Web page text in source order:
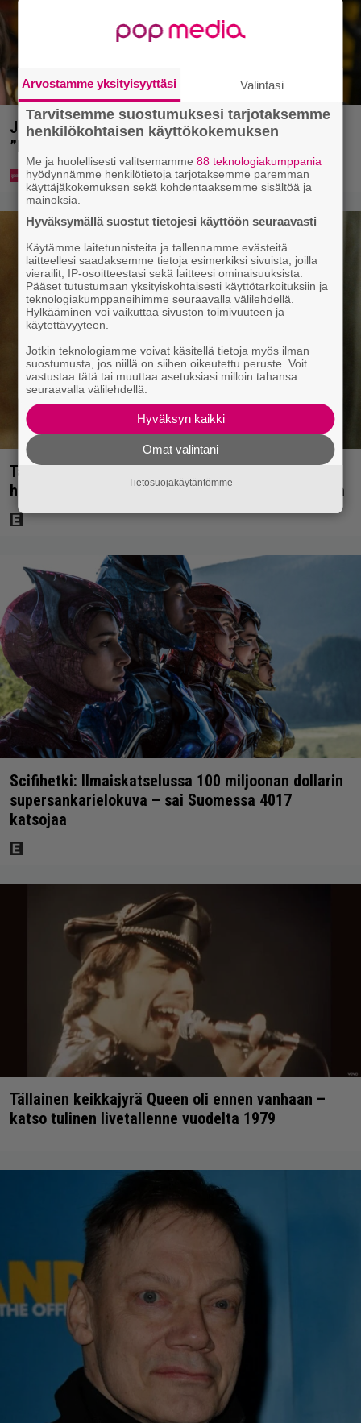
Jani Sievinen kokosi lapsikatraansa yhteen –
”Minun suurin perintöni heille”
Tänän tv:ssä: Esko Salminen ja Satu Silvo tekevät
hienot pääroolit vuoden 1984 menestyselokuvassa
Scifihetki: Ilmaiskatselussa 100 miljoonan dollarin
supersankarielokuva – sai Suomessa 4017
katsojaa
Tällainen keikkajyrä Queen oli ennen vanhaan –
katso tulinen livetallenne vuodelta 1979
Arvostamme yksityisyyttäsi Valintasi
Tarvitsemme suostumuksesi tarjotaksemme
henkilökohtaisen käyttökokemuksen
Me ja huolellisesti valitsemamme88 teknologiakumppania
hyödynnämme henkilötietoja tarjotaksemme paremman
käyttäjäkokemuksen sekä kohdentaaksemme sisältöä ja
mainoksia.
Hyväksymällä suostut tietojesi käyttöön seuraavasti
Käytämme laitetunnisteita ja tallennamme evästeitä
laitteellesi saadaksemme tietoja esimerkiksi sivuista, joilla
vierailit, IP-osoitteestasi sekä laitteesi ominaisuuksista.
Pääset tutustumaan yksityiskohtaisesti käyttötarkoituksiin ja
teknologiakumppaneihimme seuraavalla välilehdellä.
Hylkääminen voi vaikuttaa sivuston toimivuuteen ja
käytettävyyteen.
Jotkin teknologiamme voivat käsitellä tietoja myös ilman
suostumusta, jos niillä on siihen oikeutettu peruste. Voit
vastustaa tätä tai muuttaa asetuksiasi milloin tahansa
seuraavalla välilehdellä.
Hyväksyn kaikki
Omat valintani
Tietosuojakäytäntömme